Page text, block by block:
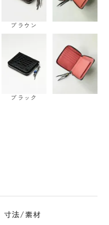
ブラウン
ブラック
寸法/素材